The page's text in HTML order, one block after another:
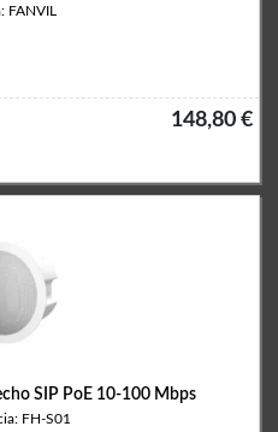
FANVIL
148,80 €
SIP PoE 10-100 Mbps
FH-S01